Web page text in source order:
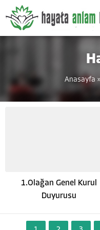
Anasayfa
1.Olağan Genel Kurul
Duyurusu